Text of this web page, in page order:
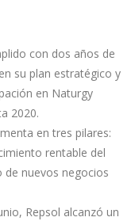
con dos años de
su plan estratégico y
en Naturgy
2020.
en tres pilares:
rentable del
de nuevos negocios
Repsol alcanzó un